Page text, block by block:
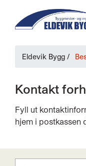
Eldevik Bygg /
Kontakt
Fyll ut
hjem i postkassen